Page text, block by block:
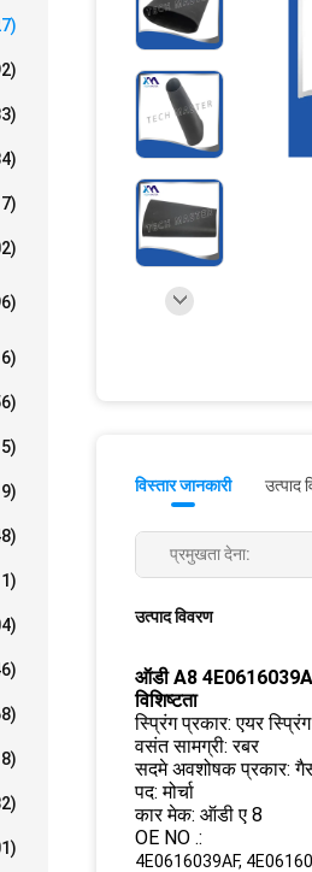
विस्तार जानकारी उत्पाद
प्रमुखता देना:
उत्पाद विवरण
ऑडी A8
विशिष्टता
स्प्रिंग प्रकार: एयर स्प्रिंग
वसंत सामग्री: रबर
सदमे अवशोषक प्रकार:
पद: मोर्चा
कार मेक: ऑडी ए 8
OE NO .:
4E0616039AF,